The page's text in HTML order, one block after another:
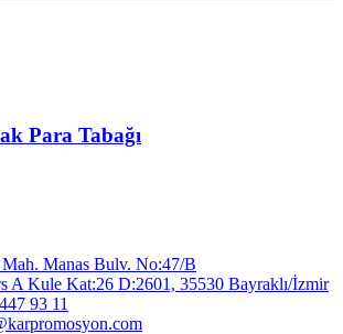
Para Tabağı
Manas Bulv. No:47/B
A Kule Kat:26 D:2601, 35530 Bayraklı/İzmir
93 11